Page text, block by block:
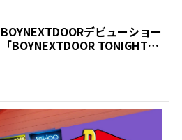
BOYNEXTDOORデビューショー
「BOYNEXTDOOR TONIGHT」